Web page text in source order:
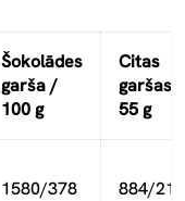
Šokolādes
garša /
100 g
Citas
garšas /
55 g
1580/378 884/211